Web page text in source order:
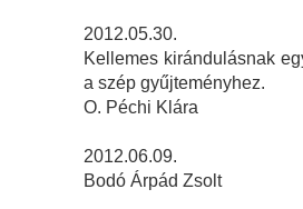
2012.05.30.
Kellemes kirándulásnak
a szép gyűjteményhez.
O. Péchi Klára
2012.06.09.
Bodó Árpád Zsolt